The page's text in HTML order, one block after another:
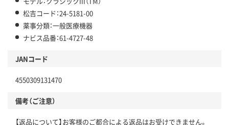
松吉コード：24-5181-00
薬事分類：一般医療機器
ナビス品番：61-4727-48
JANコード
4550309131470
備考（ご注意）
【返品について】お客様のご都合による返品はお受けできません。